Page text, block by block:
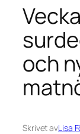
och
Skrivet avLisa